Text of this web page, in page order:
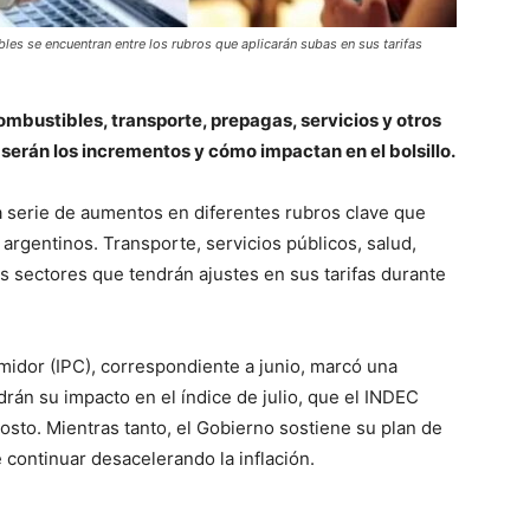
se encuentran entre los rubros que aplicarán subas en sus tarifas
transporte, prepagas, servicios y otros
los incrementos y cómo impactan en el bolsillo.
de aumentos en diferentes rubros clave que
Transporte, servicios públicos, salud,
sectores que tendrán ajustes en sus tarifas durante
(IPC), correspondiente a junio, marcó una
su impacto en el índice de julio, que el INDEC
Mientras tanto, el Gobierno sostiene su plan de
desacelerando la inflación.